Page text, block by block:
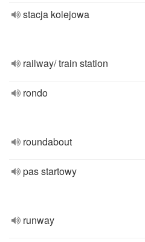
stacja kolejowa
railway/ train station
rondo
roundabout
pas startowy
runway